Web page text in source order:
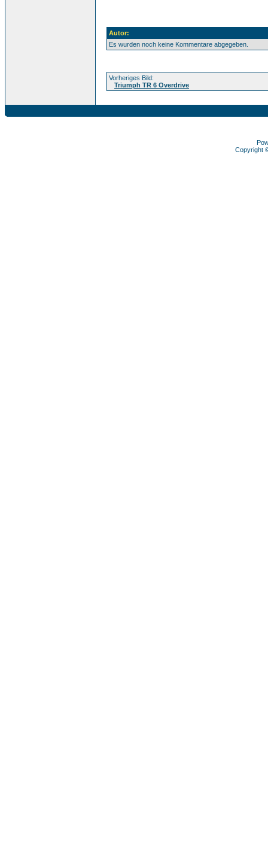
Autor:
Es wurden noch keine Kommentare abgegeben.
Vorheriges Bild:
Triumph TR 6 Overdrive
Copyright